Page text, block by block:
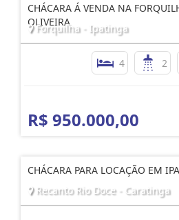
CHÁCARA Á VENDA NA
OLIVEIRA
Forquilha - Ipatinga
4 2
R$ 950.000,00
CHÁCARA PARA LOCAÇÃO EM
Recanto Rio Doce - Caratinga